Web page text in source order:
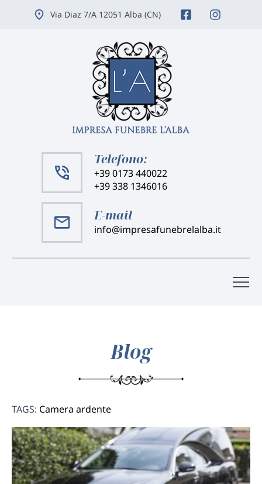
Via Diaz 7/A 12051 Alba (CN)
Telefono:
+39 0173 440022
+39 338 1346016
E-mail
info@impresafunebrelalba.it
Blog
TAGS: Camera ardente